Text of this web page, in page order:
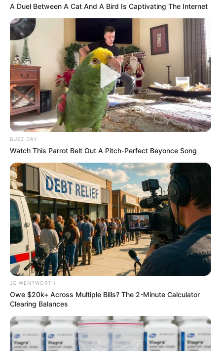
Arthrologist Begs To Stop Buying Knee Braces -
Do This Instead
FORGE BODY
Do You Remember Her? Take A Deep Breath
Before Looking At Her
BUZZDAY
A Duel Between A Cat And A Bird Is Captivating The Internet
BUZZ DAY
Watch This Parrot Belt Out A Pitch-Perfect Beyonce Song
JG WENTWORTH
Owe $20k+ Across Multiple Bills? The 2-Minute Calculator
Clearing Balances